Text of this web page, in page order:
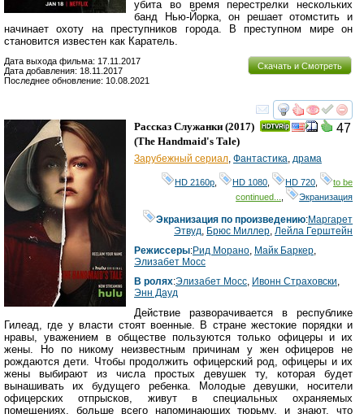
убита во время перестрелки нескольких
банд Нью-Йорка, он решает отомстить и
начинает охоту на преступников города. В преступном мире он
становится известен как Каратель.
Скачать и Смотреть
Дата выхода фильма: 17.11.2017
Дата добавления: 18.11.2017
Последнее обновление: 10.08.2021
смотреть
47
Рассказ Служанки (2017)
(The Handmaid's Tale)
Зарубежный сериал, Фантастика, драма
HD 2160р HD 1080 HD 720
to be
continued...
Экранизация
Экранизация по произведению:Маргарет
Этвуд, Брюс Миллер,Лейла Герштейн
Режиссеры:Рид Морано, Майк Баркер,
Элизабет Мосс
В ролях:Элизабет Мосс, Ивонн Страховски,
Энн Дауд
Действие разворачивается в республике
Гилеад, где у власти стоят военные. В стране жестокие порядки и
нравы, уважением в обществе пользуются только офицеры и их
жены. Но по никому неизвестным причинам у жен офицеров не
рождаются дети. Чтобы продолжить офицерский род, офицеры и их
жены выбирают из числа простых девушек ту, которая будет
вынашивать их будущего ребенка. Молодые девушки, носители
офицерских отпрысков, живут в специальных охраняемых
помещениях, больше всего напоминающих тюрьму, и знают, что